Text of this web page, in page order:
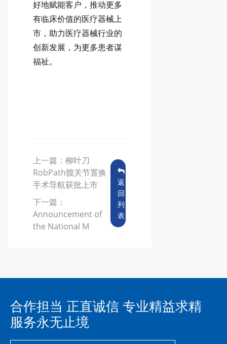
好地赋能客户，推动更多
有临床价值的医疗器械上
市，助力医疗器械行业的
创新发展，为更多患者谋
福祉。
上一篇： 柳叶刀
RobPath髋关节置换
手术导航获批上市
下一篇：
Announcement of
the National M
返
回
列
表
合作担当 正直诚信 专业精益求精
服务永无止境